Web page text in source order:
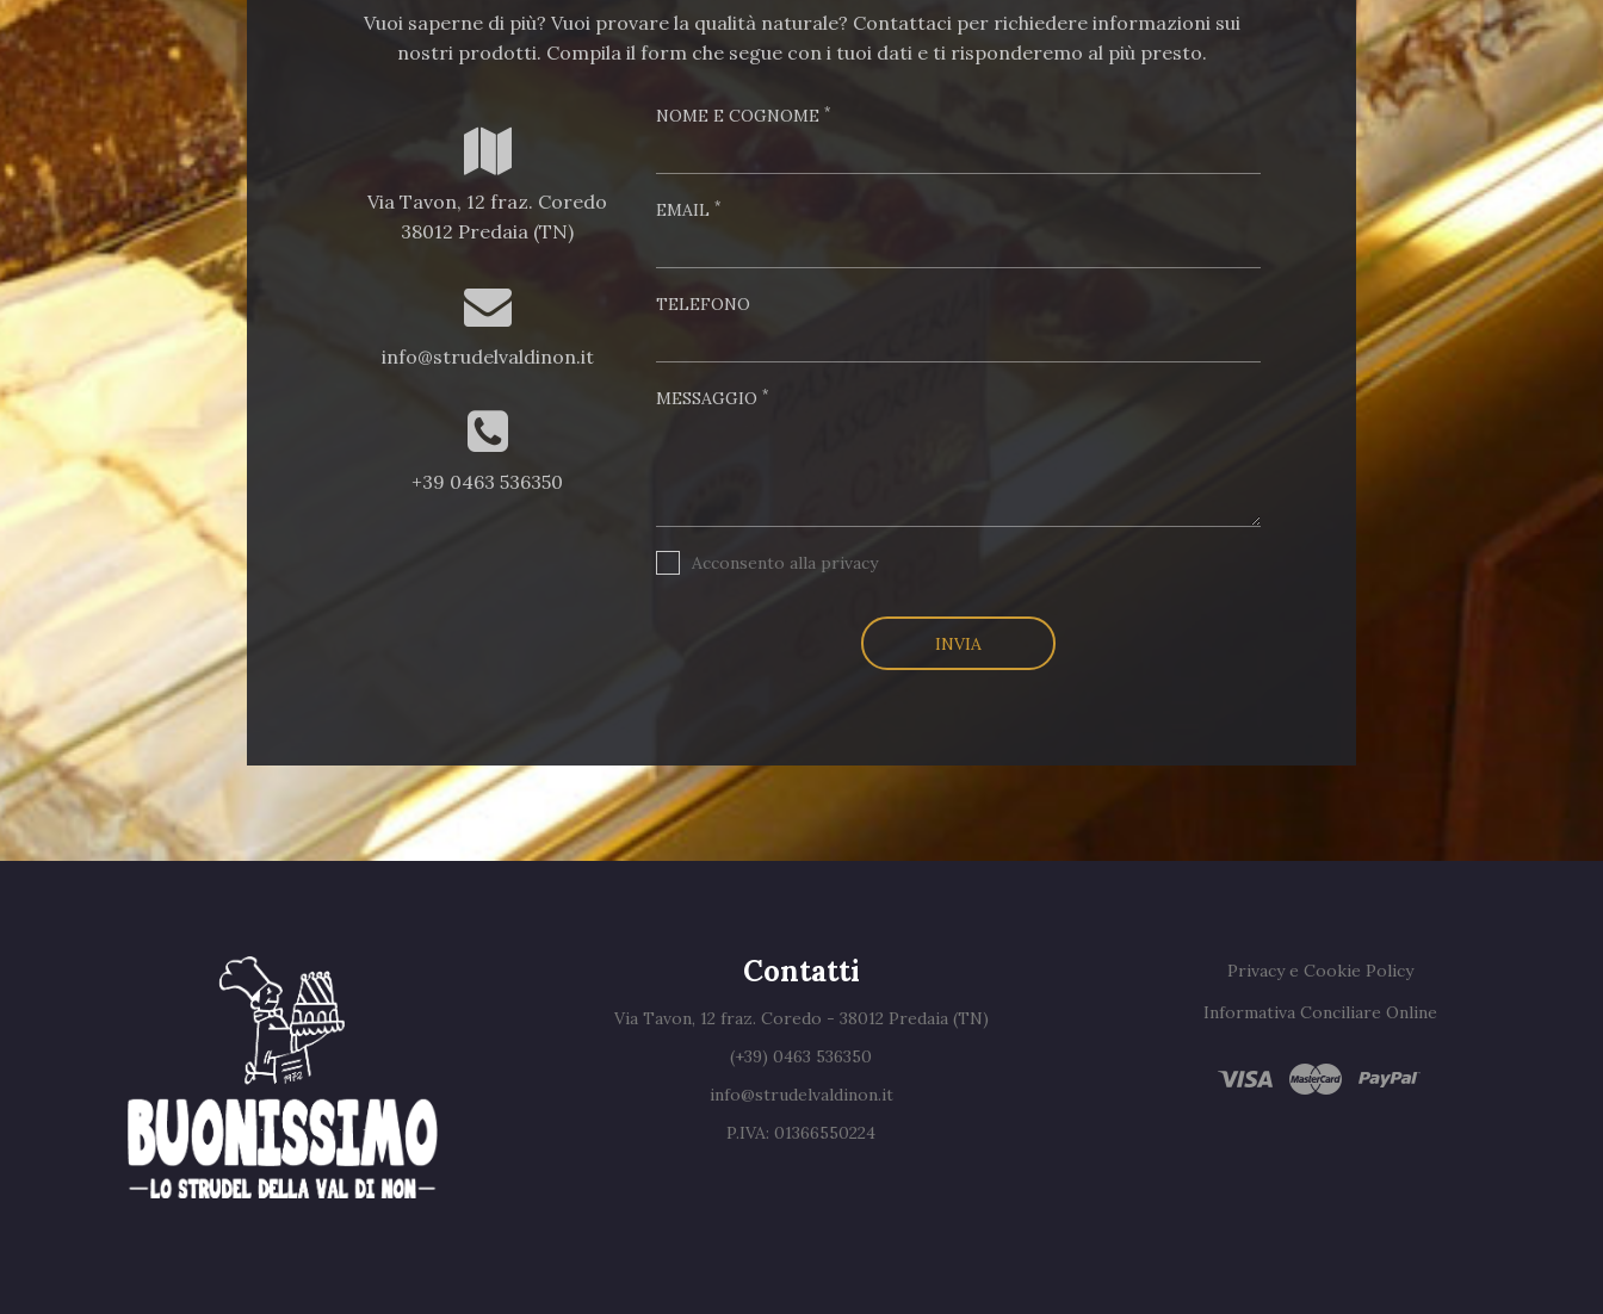
Vuoi saperne di più? Vuoi provare la qualità naturale? Contattaci per richiedere informazioni sui
nostri prodotti. Compila il form che segue con i tuoi dati e ti risponderemo al più presto.
Via Tavon, 12 fraz. Coredo
38012 Predaia (TN)
info@strudelvaldinon.it
+39 0463 536350
NOME E COGNOME*
EMAIL*
TELEFONO
MESSAGGIO*
Acconsento alla privacy
INVIA
Contatti
Via Tavon, 12 fraz. Coredo - 38012 Predaia (TN)
(+39) 0463 536350
info@strudelvaldinon.it
P.IVA: 01366550224
Privacy e Cookie Policy
Informativa Conciliare Online